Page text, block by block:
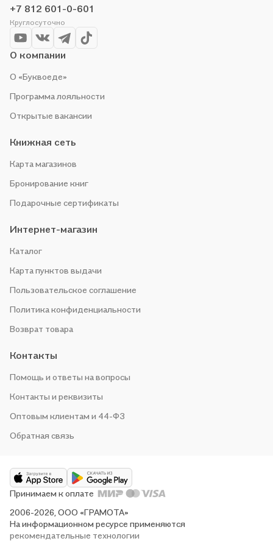
приятной цене. Например, организуем конкурсы и проводим
акции. Оставайтесь с нами, чтобы не упустить выгоду!
+7 812 601-0-601
Круглосуточно
О компании
О «Буквоеде»
Программа лояльности
Открытые вакансии
Книжная сеть
Карта магазинов
Бронирование книг
Подарочные сертификаты
Интернет-магазин
Каталог
Карта пунктов выдачи
Пользовательское соглашение
Политика конфиденциальности
Возврат товара
Контакты
Помощь и ответы на вопросы
Контакты и реквизиты
Оптовым клиентам и 44-ФЗ
Обратная связь
2006-2026, ООО «ГРАМОТА»
На информационном ресурсе применяются
рекомендательные технологии
Принимаем к оплате